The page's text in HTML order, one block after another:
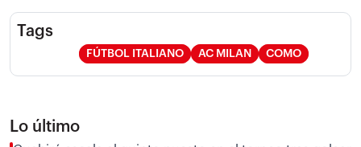
Tags
FÚTBOL ITALIANO AC MILAN COMO
Lo último